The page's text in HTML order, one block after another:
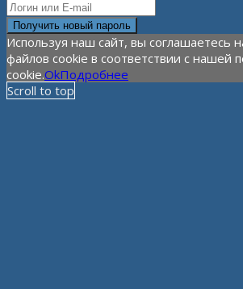
Используя наш сайт, вы соглашаетесь
файлов cookie в соответствии с нашей
cookie.OkПодробнее
Scroll to top